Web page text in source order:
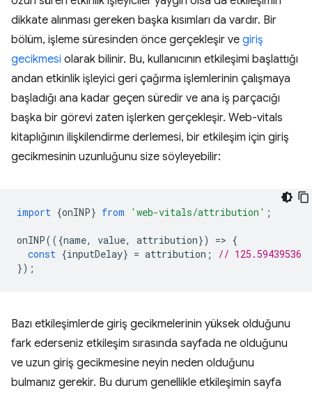
dikkate alınması gereken başka kısımları da vardır. Bir
bölüm, işleme süresinden önce gerçekleşir ve giriş
gecikmesi olarak bilinir. Bu, kullanıcının etkileşimi başlattığı
andan etkinlik işleyici geri çağırma işlemlerinin çalışmaya
başladığı ana kadar geçen süredir ve ana iş parçacığı
başka bir görevi zaten işlerken gerçekleşir. Web-vitals
kitaplığının ilişkilendirme derlemesi, bir etkileşim için giriş
gecikmesinin uzunluğunu size söyleyebilir:
import {onINP} from 'web-vitals/attribution' ;
onINP(({name, value, attribution}) => {
const {inputDelay} = attribution ;
// 125.59439536
});
Bazı etkileşimlerde giriş gecikmelerinin yüksek olduğunu
fark ederseniz etkileşim sırasında sayfada ne olduğunu
ve uzun giriş gecikmesine neyin neden olduğunu
bulmanız gerekir. Bu durum genellikle etkileşimin sayfa